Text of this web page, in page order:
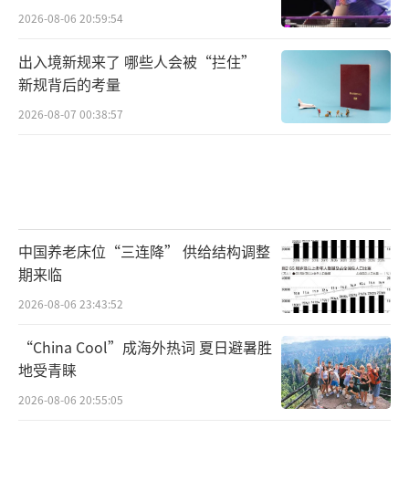
2026-08-06 20:59:54
出入境新规来了 哪些人会被“拦住”
新规背后的考量
2026-08-07 00:38:57
中国养老床位“三连降” 供给结构调整
期来临
2026-08-06 23:43:52
“China Cool”成海外热词 夏日避暑胜
地受青睐
2026-08-06 20:55:05